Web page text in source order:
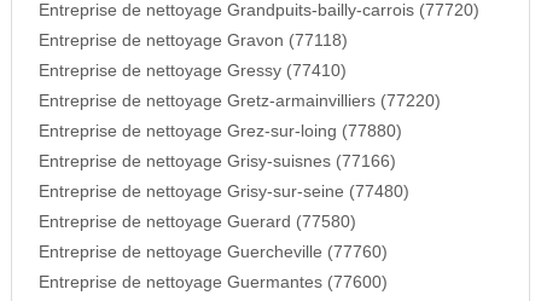
Entreprise de nettoyage Grandpuits-bailly-carrois (77720)
Entreprise de nettoyage Gravon (77118)
Entreprise de nettoyage Gressy (77410)
Entreprise de nettoyage Gretz-armainvilliers (77220)
Entreprise de nettoyage Grez-sur-loing (77880)
Entreprise de nettoyage Grisy-suisnes (77166)
Entreprise de nettoyage Grisy-sur-seine (77480)
Entreprise de nettoyage Guerard (77580)
Entreprise de nettoyage Guercheville (77760)
Entreprise de nettoyage Guermantes (77600)